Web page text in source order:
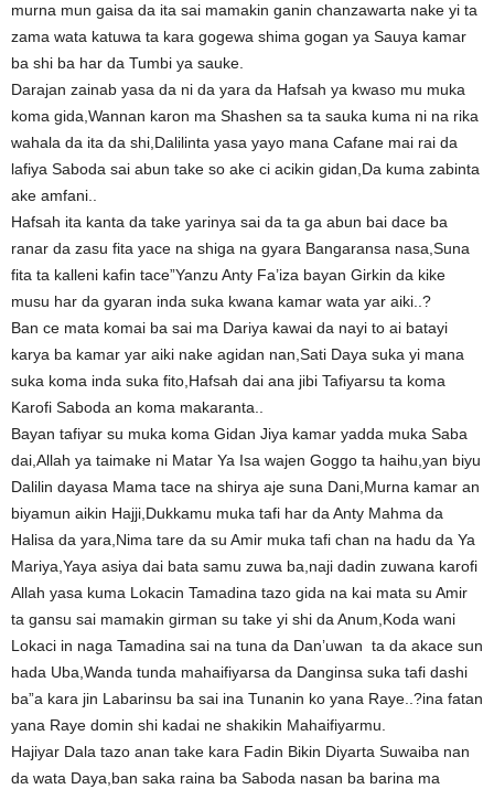
murna mun gaisa da ita sai mamakin ganin chanzawarta nake yi ta
zama wata katuwa ta kara gogewa shima gogan ya Sauya kamar
ba shi ba har da Tumbi ya sauke.
Darajan zainab yasa da ni da yara da Hafsah ya kwaso mu muka
koma gida,Wannan karon ma Shashen sa ta sauka kuma ni na rika
wahala da ita da shi,Dalilinta yasa yayo mana Cafane mai rai da
lafiya Saboda sai abun take so ake ci acikin gidan,Da kuma zabinta
ake amfani..
Hafsah ita kanta da take yarinya sai da ta ga abun bai dace ba
ranar da zasu fita yace na shiga na gyara Bangaransa nasa,Suna
fita ta kalleni kafin tace”Yanzu Anty Fa’iza bayan Girkin da kike
musu har da gyaran inda suka kwana kamar wata yar aiki..?
Ban ce mata komai ba sai ma Dariya kawai da nayi to ai batayi
karya ba kamar yar aiki nake agidan nan,Sati Daya suka yi mana
suka koma inda suka fito,Hafsah dai ana jibi Tafiyarsu ta koma
Karofi Saboda an koma makaranta..
Bayan tafiyar su muka koma Gidan Jiya kamar yadda muka Saba
dai,Allah ya taimake ni Matar Ya Isa wajen Goggo ta haihu,yan biyu
Dalilin dayasa Mama tace na shirya aje suna Dani,Murna kamar an
biyamun aikin Hajji,Dukkamu muka tafi har da Anty Mahma da
Halisa da yara,Nima tare da su Amir muka tafi chan na hadu da Ya
Mariya,Yaya asiya dai bata samu zuwa ba,naji dadin zuwana karofi
Allah yasa kuma Lokacin Tamadina tazo gida na kai mata su Amir
ta gansu sai mamakin girman su take yi shi da Anum,Koda wani
Lokaci in naga Tamadina sai na tuna da Dan’uwan ta da akace sun
hada Uba,Wanda tunda mahaifiyarsa da Danginsa suka tafi dashi
ba”a kara jin Labarinsu ba sai ina Tunanin ko yana Raye..?ina fatan
yana Raye domin shi kadai ne shakikin Mahaifiyarmu.
Hajiyar Dala tazo anan take kara Fadin Bikin Diyarta Suwaiba nan
da wata Daya,ban saka raina ba Saboda nasan ba barina ma